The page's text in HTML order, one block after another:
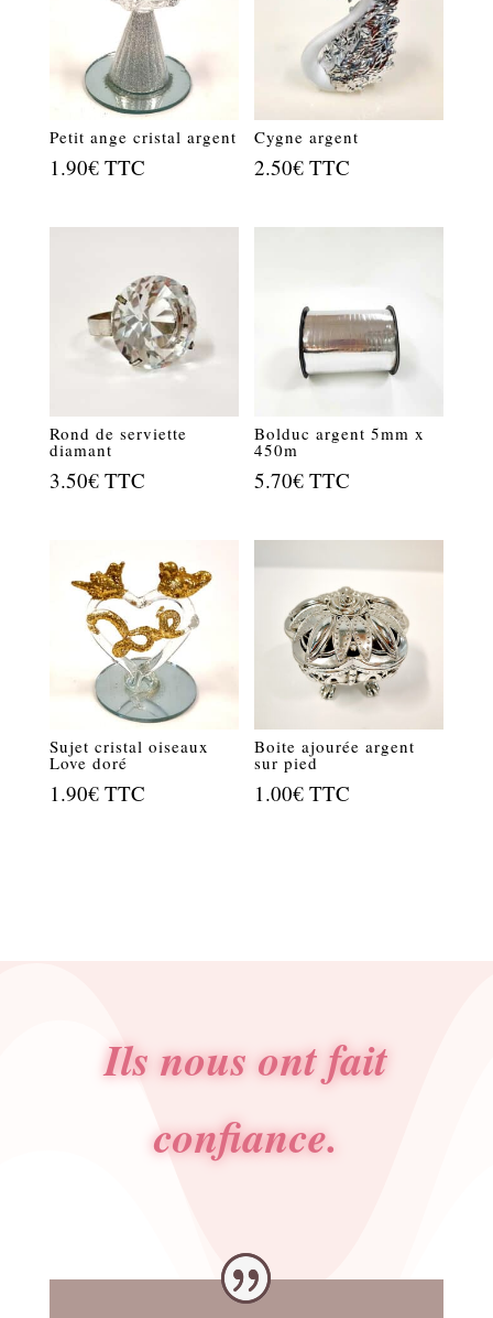
Petit ange cristal argent
1.90€ TTC
Cygne argent
2.50€ TTC
Rond de serviette
diamant
3.50€ TTC
Bolduc argent 5mm x
450m
5.70€ TTC
Sujet cristal oiseaux
Love doré
1.90€ TTC
Boite ajourée argent
sur pied
1.00€ TTC
Ils nous ont fait
confiance.